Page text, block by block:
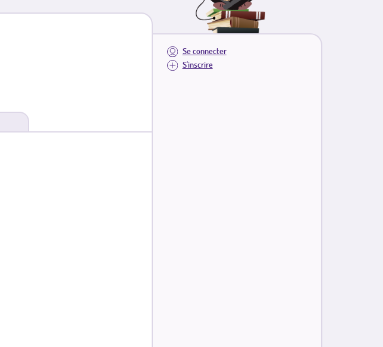
Se connecter
S'inscrire